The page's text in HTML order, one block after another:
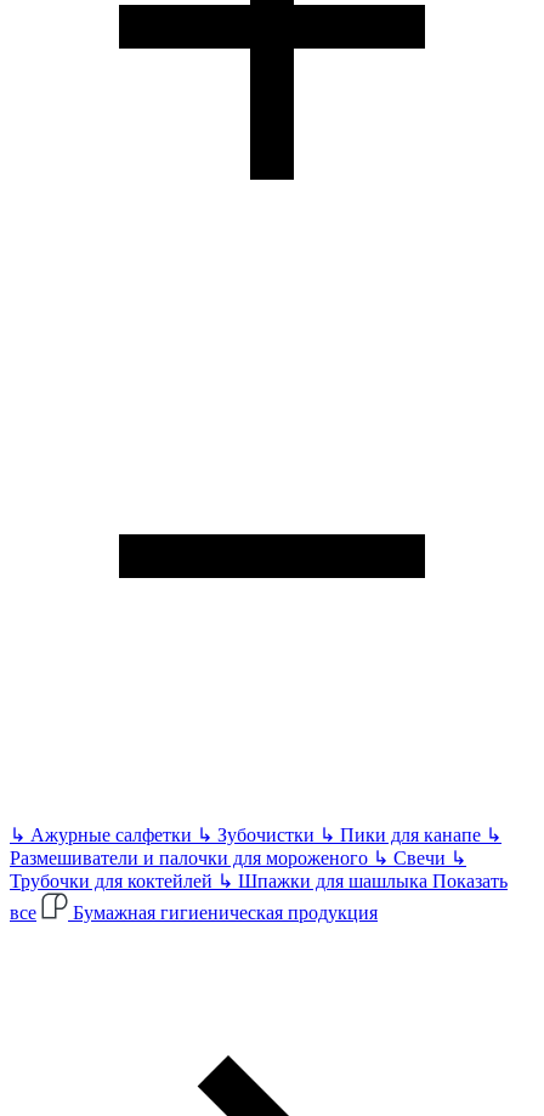
↳ Ажурные салфетки ↳ Зубочистки ↳ Пики для канапе ↳
Размешиватели и палочки для мороженого ↳ Свечи ↳
Трубочки для коктейлей ↳ Шпажки для шашлыка Показать
все
Бумажная гигиеническая продукция